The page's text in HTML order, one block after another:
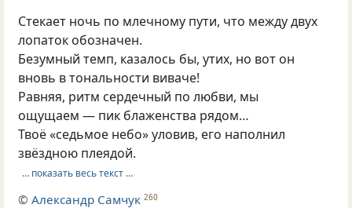
Стекает ночь по млечному пути, что между двух
лопаток обозначен.
Безумный темп, казалось бы, утих, но вот он
вновь в тональности виваче!
Равняя, ритм сердечный по любви, мы
ощущаем — пик блаженства рядом…
Твоё «седьмое небо» уловив, его наполнил
звёздною плеядой.
… показать весь текст …
©Александр Самчук 260